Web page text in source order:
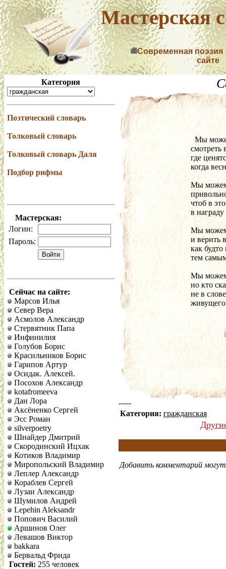
Мастерская
Современная поэзия
сайте
Категория
Поэтический словарь
Толковый словарь
Толковый словарь Даля
Подбор рифмы
Мастерская:
Логин:
Пароль:
Сейчас на сайте:
Марсов Илья
Север Вера
Асмолов Александр
Стервятник Папа
Инфинилия
Голубов Борис
Красильников Борис
Гарипов Артур
Осидак. Алексей.
Посохов Александр
kotafromeeva
Дан Лора
Аксёненко Сергей
Эсс Роман
silverpoetry
Шнайдер Дмитрий
Скородинский Ицхак
Котиков Владимир
Миропольский Владимир
Леплер Александр
Кораблев Сергей
Лузан Александр
Шумилов Андрей
Lepehin Aleksandr
Попович Василий
Аршинов Олег
Левашов Виктор
bakkara
Бервальд Фрида
Гостей: 255 человек
Мы
смотреть
где
когда
Мы можем
чтоб в
в
Мы можем
и верить
как будто
тем
Мы можем
но кто
не в
-----
Категория: гражданская
Добавить комментарий